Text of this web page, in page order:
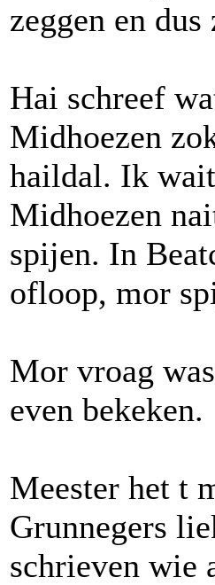
zeggen en dus
Hai schreef
Midhoezen
haildal. Ik
Midhoezen
spijen. In
ofloop, mor
Mor vroag
even bekeken.
Meester het t
Grunnegers
schrieven wie